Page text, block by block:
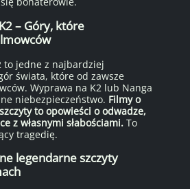
– Góry, które
to jedne z najbardziej
świata, które od zawsze
Wyprawa na K2 lub Nanga
niebezpieczeństwo. Filmy o
to opowieści o odwadze,
z własnymi słabościami. To
tragedię.
legendarne szczyty